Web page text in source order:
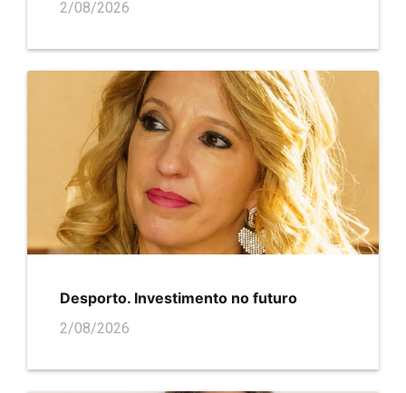
2/08/2026
Desporto. Investimento no futuro
2/08/2026